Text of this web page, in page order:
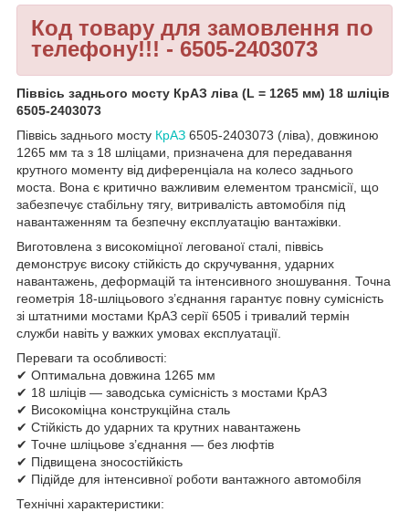
Код товару для замовлення по
телефону!!! - 6505-2403073
Піввісь заднього мосту КрАЗ ліва (L = 1265 мм) 18 шліців
6505-2403073
Піввісь заднього мосту КрАЗ 6505-2403073 (ліва), довжиною
1265 мм та з 18 шліцами, призначена для передавання
крутного моменту від диференціала на колесо заднього
моста. Вона є критично важливим елементом трансмісії, що
забезпечує стабільну тягу, витривалість автомобіля під
навантаженням та безпечну експлуатацію вантажівки.
Виготовлена з високоміцної легованої сталі, піввісь
демонструє високу стійкість до скручування, ударних
навантажень, деформацій та інтенсивного зношування. Точна
геометрія 18-шліцьового з’єднання гарантує повну сумісність
зі штатними мостами КрАЗ серії 6505 і тривалий термін
служби навіть у важких умовах експлуатації.
Переваги та особливості:
✔ Оптимальна довжина 1265 мм
✔ 18 шліців — заводська сумісність з мостами КрАЗ
✔ Високоміцна конструкційна сталь
✔ Стійкість до ударних та крутних навантажень
✔ Точне шліцьове з’єднання — без люфтів
✔ Підвищена зносостійкість
✔ Підійде для інтенсивної роботи вантажного автомобіля
Технічні характеристики: